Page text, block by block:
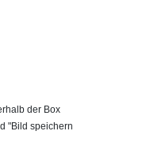
der Box
"Bild speichern